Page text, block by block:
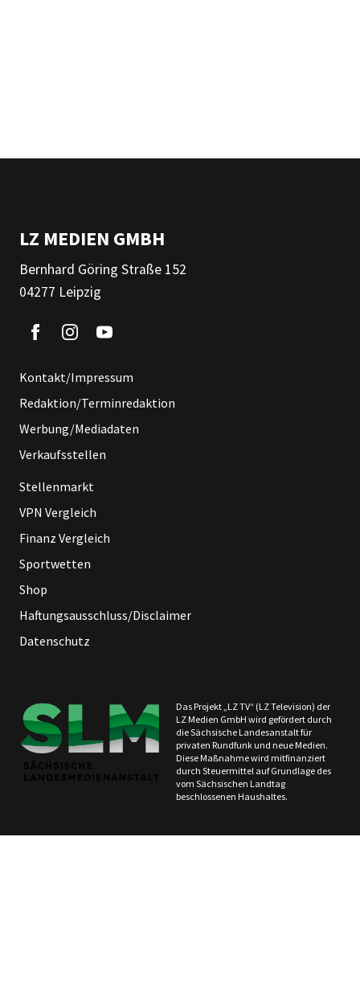
LZ MEDIEN GMBH
Bernhard Göring Straße 152
04277 Leipzig
Kontakt/Impressum
Redaktion/Terminredaktion
Werbung/Mediadaten
Verkaufsstellen
Stellenmarkt
VPN Vergleich
Finanz Vergleich
Sportwetten
Shop
Haftungsausschluss/Disclaimer
Datenschutz
Das Projekt „LZ TV“ (LZ Television) der
LZ Medien GmbH wird gefördert durch
die Sächsische Landesanstalt für
privaten Rundfunk und neue Medien.
Diese Maßnahme wird mitfinanziert
durch Steuermittel auf Grundlage des
vom Sächsischen Landtag
beschlossenen Haushaltes.